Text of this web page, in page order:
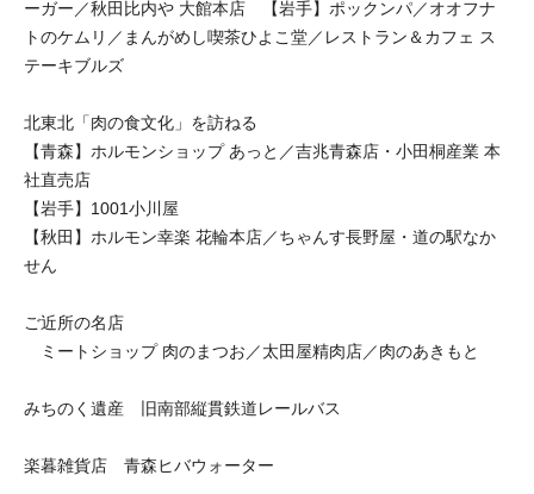
ーガー／秋田比内や 大館本店 【岩手】ポックンパ／オオフナ
トのケムリ／まんがめし喫茶ひよこ堂／レストラン＆カフェ ス
テーキブルズ
北東北「肉の食文化」を訪ねる
【青森】ホルモンショップ あっと／吉兆青森店・小田桐産業 本
社直売店
【岩手】1001小川屋
【秋田】ホルモン幸楽 花輪本店／ちゃんす長野屋・道の駅なか
せん
ご近所の名店
ミートショップ 肉のまつお／太田屋精肉店／肉のあきもと
みちのく遺産 旧南部縦貫鉄道レールバス
楽暮雑貨店 青森ヒバウォーター